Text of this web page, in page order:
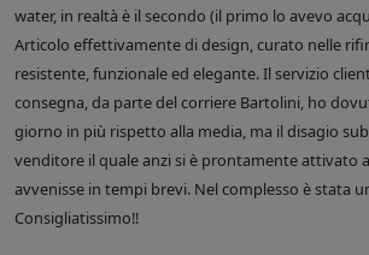
water, in realtà è il secondo (il primo lo avevo
Articolo effettivamente di design, curato nelle
resistente, funzionale ed elegante. Il servizio
consegna, da parte del corriere Bartolini, ho
giorno in più rispetto alla media, ma il disagio
venditore il quale anzi si è prontamente attivato
avvenisse in tempi brevi. Nel complesso è stata
Consigliatissimo!!